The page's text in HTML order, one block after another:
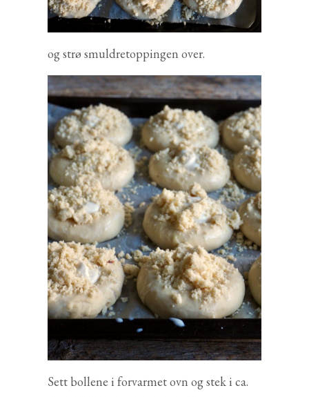
og strø smuldretoppingen over.
Sett bollene i forvarmet ovn og stek i ca.